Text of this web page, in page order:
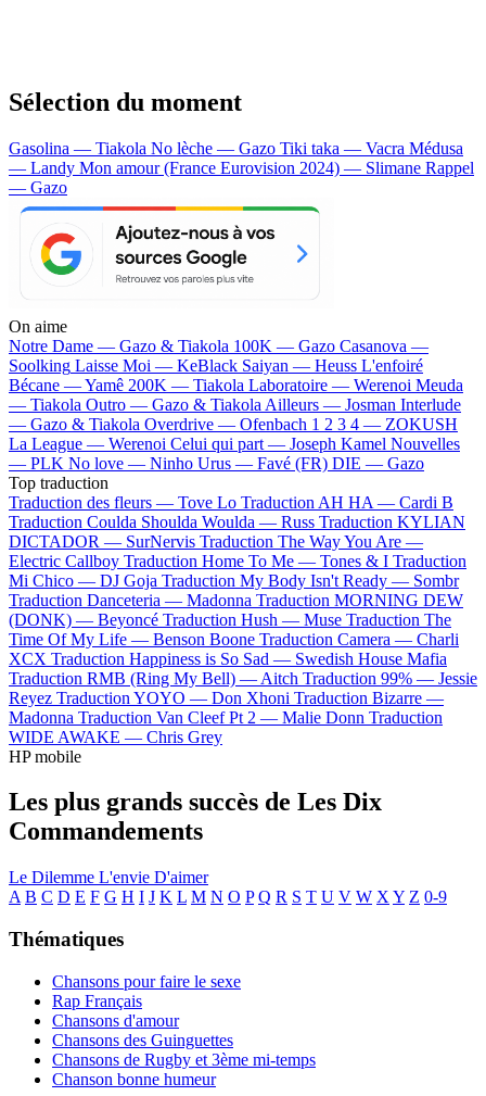
Sélection du moment
Gasolina — Tiakola No lèche — Gazo Tiki taka — Vacra Médusa
— Landy Mon amour (France Eurovision 2024) — Slimane Rappel
— Gazo
On aime
Notre Dame — Gazo & Tiakola 100K — Gazo Casanova —
Soolking Laisse Moi — KeBlack Saiyan — Heuss L'enfoiré
Bécane —Yamê 200K — Tiakola Laboratoire — Werenoi Meuda
— Tiakola Outro — Gazo & Tiakola Ailleurs — Josman Interlude
— Gazo & Tiakola Overdrive — Ofenbach 1 2 3 4 — ZOKUSH
La League — Werenoi Celui qui part — Joseph Kamel Nouvelles
— PLK No love — Ninho Urus — Favé (FR) DIE — Gazo
Top traduction
Traduction des fleurs — Tove Lo Traduction AH HA — Cardi B
Traduction Coulda Shoulda Woulda — Russ Traduction KYLIAN
DICTADOR — SurNervis Traduction The Way You Are —
Electric Callboy Traduction Home To Me — Tones & I Traduction
Mi Chico — DJ Goja Traduction My Body Isn't Ready — Sombr
Traduction Danceteria — Madonna Traduction MORNING DEW
(DONK) — Beyoncé Traduction Hush — Muse Traduction The
Time Of My Life — Benson Boone Traduction Camera — Charli
XCX Traduction Happiness is So Sad — Swedish House Mafia
Traduction RMB (Ring My Bell) — Aitch Traduction 99% — Jessie
Reyez Traduction YOYO — Don Xhoni Traduction Bizarre —
Madonna Traduction Van Cleef Pt 2 — Malie Donn Traduction
WIDE AWAKE — Chris Grey
HP mobile
Les plus grands succès de Les Dix
Commandements
Le Dilemme L'envie D'aimer
A B C D E F G H I J K L M N O P Q R S T U V W X Y Z 0-9
Thématiques
Chansons pour faire le sexe
Rap Français
Chansons d'amour
Chansons des Guinguettes
Chansons de Rugby et 3ème mi-temps
Chanson bonne humeur